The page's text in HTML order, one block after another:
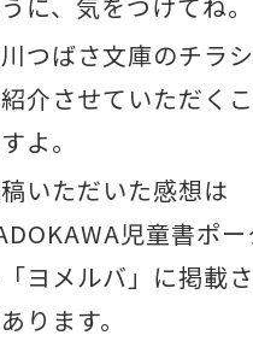
つばさ文庫のチラ
介させていただく
よ。
いただいた感想は
児童書ポー
「ヨメルバ」に掲載
ります。